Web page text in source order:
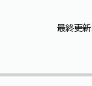
最終更新